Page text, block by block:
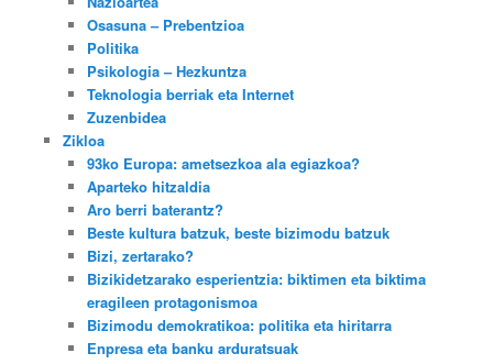
Osasuna – Prebentzioa
Politika
Psikologia – Hezkuntza
Teknologia berriak eta Internet
Zuzenbidea
Zikloa
93ko Europa: ametsezkoa ala egiazkoa?
Aparteko hitzaldia
Aro berri baterantz?
Beste kultura batzuk, beste bizimodu batzuk
Bizi, zertarako?
Bizikidetzarako esperientzia: biktimen eta biktima
eragileen protagonismoa
Bizimodu demokratikoa: politika eta hiritarra
Enpresa eta banku arduratsuak